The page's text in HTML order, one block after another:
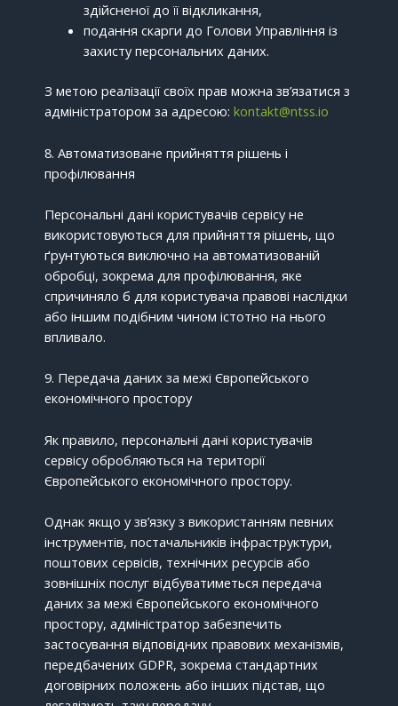
здійсненої до її відкликання,
подання скарги до Голови Управління із
захисту персональних даних.
З метою реалізації своїх прав можна зв’язатися з
адміністратором за адресою: kontakt@ntss.io
8. Автоматизоване прийняття рішень і
профілювання
Персональні дані користувачів сервісу не
використовуються для прийняття рішень, що
ґрунтуються виключно на автоматизованій
обробці, зокрема для профілювання, яке
спричиняло б для користувача правові наслідки
або іншим подібним чином істотно на нього
впливало.
9. Передача даних за межі Європейського
економічного простору
Як правило, персональні дані користувачів
сервісу обробляються на території
Європейського економічного простору.
Однак якщо у зв’язку з використанням певних
інструментів, постачальників інфраструктури,
поштових сервісів, технічних ресурсів або
зовнішніх послуг відбуватиметься передача
даних за межі Європейського економічного
простору, адміністратор забезпечить
застосування відповідних правових механізмів,
передбачених GDPR, зокрема стандартних
договірних положень або інших підстав, що